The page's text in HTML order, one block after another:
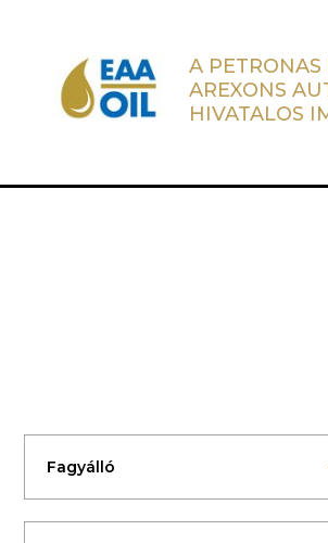
A PETRONAS
AREXONS
HIVATALOS
Fagyálló